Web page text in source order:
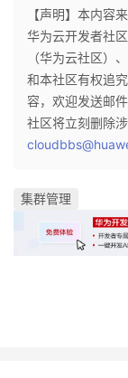
【声明】本内容
华为云开发者社
（华为云社区）
和本社区有权追
容，欢迎发送邮
社区将立刻删除
集群管理